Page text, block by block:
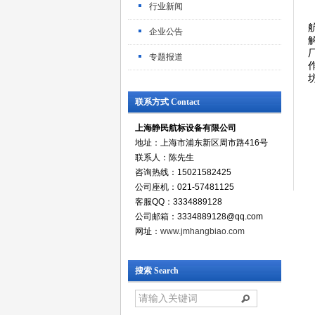
行业新闻
企业公告
专题报道
联系方式 Contact
上海静民航标设备有限公司
地址：上海市浦东新区周市路416号
联系人：陈先生
咨询热线：15021582425
公司座机：021-57481125
客服QQ：3334889128
公司邮箱：3334889128@qq.com
网址： www.jmhangbiao.com
搜索 Search